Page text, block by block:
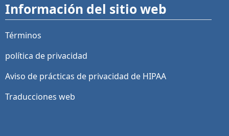
Información del sitio web
Términos
política de privacidad
Aviso de prácticas de privacidad de HIPAA
Traducciones web